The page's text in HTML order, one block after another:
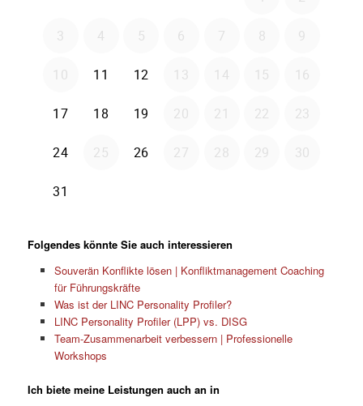
Folgendes könnte Sie auch interessieren
Souverän Konflikte lösen | Konfliktmanagement Coaching
für Führungskräfte
Was ist der LINC Personality Profiler?
LINC Personality Profiler (LPP) vs. DISG
Team-Zusammenarbeit verbessern | Professionelle
Workshops
Ich biete meine Leistungen auch an in